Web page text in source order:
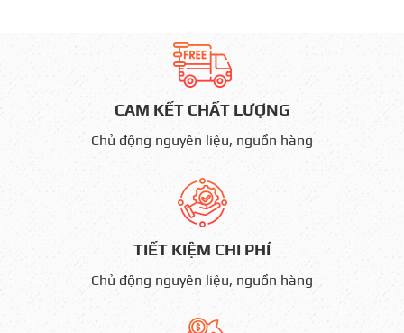
CAM KẾT CHẤT LƯỢNG
Chủ động nguyên liệu, nguồn hàng
TIẾT KIỆM CHI PHÍ
Chủ động nguyên liệu, nguồn hàng